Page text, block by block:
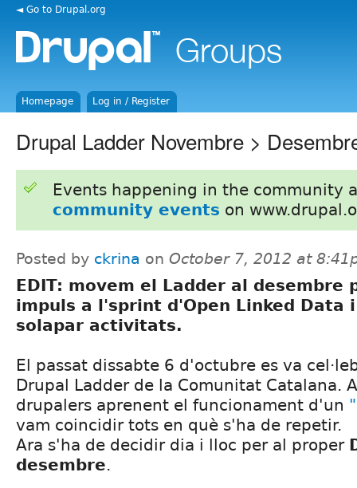
◄ Go to Drupal.org
Homepage Log in / Register
Drupal Ladder Novembre >
Events happening in the community
community events on
Posted by ckrina on October 7, 2012 at
EDIT: movem el Ladder al desembre
impuls a l'sprint d'Open Linked Data
solapar activitats.
El passat dissabte 6 d'octubre es va
Drupal Ladder de la Comunitat Catalana.
drupalers aprenent el funcionament d'un
vam coincidir tots en què s'ha de repetir.
Ara s'ha de decidir dia i lloc per al proper
desembre.